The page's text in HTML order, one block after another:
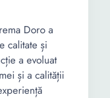
Doro a
calitate și
a evoluat
și a calității